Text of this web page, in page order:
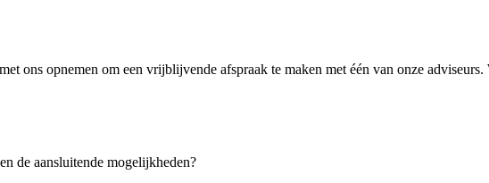
met ons opnemen om een vrijblijvende afspraak te maken met één van onze
de aansluitende mogelijkheden?